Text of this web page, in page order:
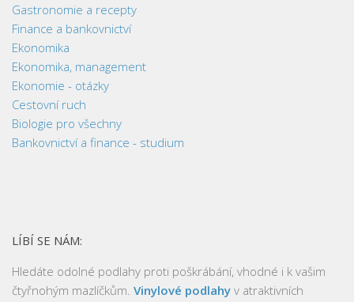
Gastronomie a recepty
Finance a bankovnictví
Ekonomika
Ekonomika, management
Ekonomie - otázky
Cestovní ruch
Biologie pro všechny
Bankovnictví a finance - studium
LÍBÍ SE NÁM:
Hledáte odolné podlahy proti poškrábání, vhodné i k vašim
čtyřnohým mazlíčkům. Vinylové podlahy v atraktivních